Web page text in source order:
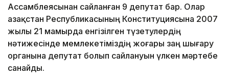
Ассамблеясынан сайланған 9 депутат бар. Олар
Қазақстан Республикасының Конституциясына 2007
жылы 21 мамырда енгізілген түзетулердің
нәтижесінде мемлекетіміздің жоғары заң шығару
органына депутат болып сайлануын үлкен мәртебе
санайды.